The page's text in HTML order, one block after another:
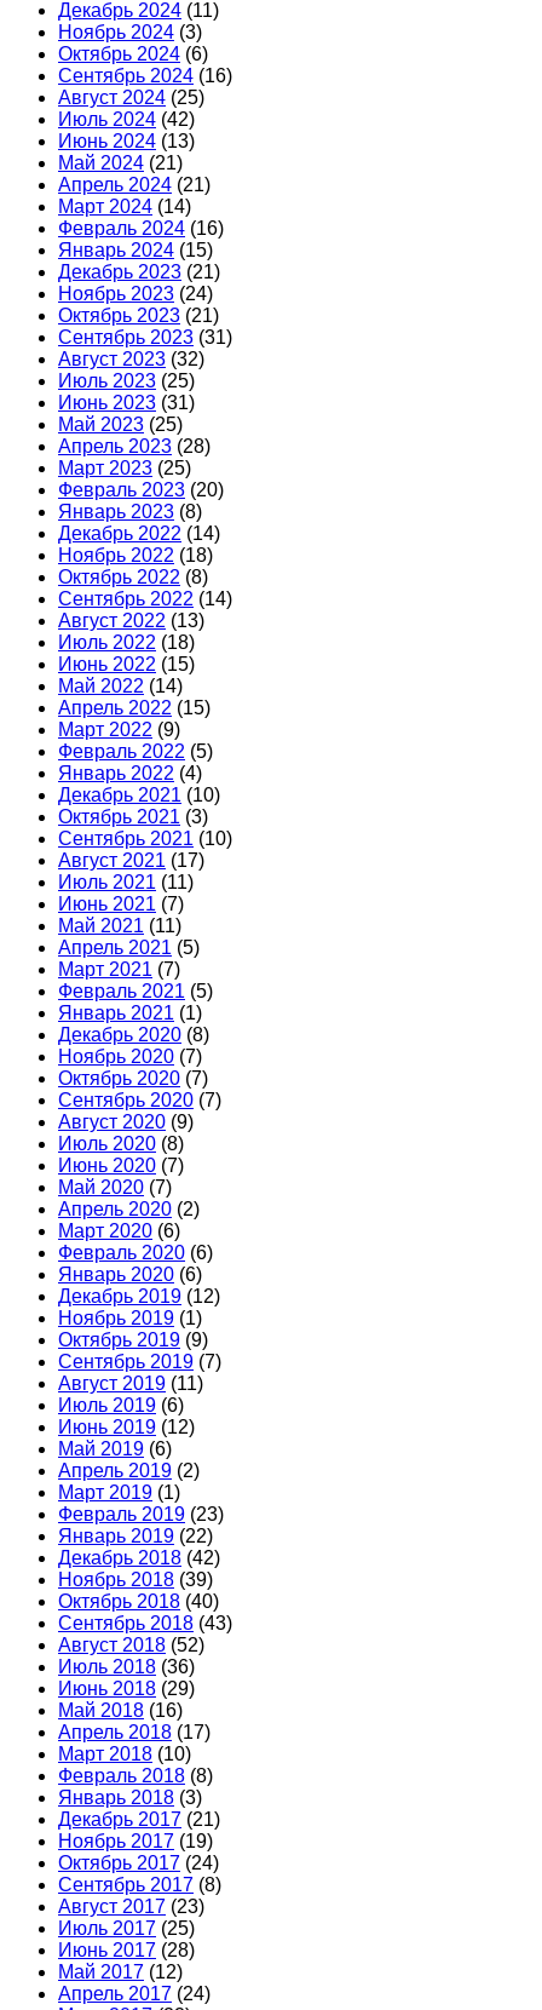
Декабрь 2024 (11)
Ноябрь 2024 (3)
Октябрь 2024 (6)
Сентябрь 2024 (16)
Август 2024 (25)
Июль 2024 (42)
Июнь 2024 (13)
Май 2024 (21)
Апрель 2024 (21)
Март 2024 (14)
Февраль 2024 (16)
Январь 2024 (15)
Декабрь 2023 (21)
Ноябрь 2023 (24)
Октябрь 2023 (21)
Сентябрь 2023 (31)
Август 2023 (32)
Июль 2023 (25)
Июнь 2023 (31)
Май 2023 (25)
Апрель 2023 (28)
Март 2023 (25)
Февраль 2023 (20)
Январь 2023 (8)
Декабрь 2022 (14)
Ноябрь 2022 (18)
Октябрь 2022 (8)
Сентябрь 2022 (14)
Август 2022 (13)
Июль 2022 (18)
Июнь 2022 (15)
Май 2022 (14)
Апрель 2022 (15)
Март 2022 (9)
Февраль 2022 (5)
Январь 2022 (4)
Декабрь 2021 (10)
Октябрь 2021 (3)
Сентябрь 2021 (10)
Август 2021 (17)
Июль 2021 (11)
Июнь 2021 (7)
Май 2021 (11)
Апрель 2021 (5)
Март 2021 (7)
Февраль 2021 (5)
Январь 2021 (1)
Декабрь 2020 (8)
Ноябрь 2020 (7)
Октябрь 2020 (7)
Сентябрь 2020 (7)
Август 2020 (9)
Июль 2020 (8)
Июнь 2020 (7)
Май 2020 (7)
Апрель 2020 (2)
Март 2020 (6)
Февраль 2020 (6)
Январь 2020 (6)
Декабрь 2019 (12)
Ноябрь 2019 (1)
Октябрь 2019 (9)
Сентябрь 2019 (7)
Август 2019 (11)
Июль 2019 (6)
Июнь 2019 (12)
Май 2019 (6)
Апрель 2019 (2)
Март 2019 (1)
Февраль 2019 (23)
Январь 2019 (22)
Декабрь 2018 (42)
Ноябрь 2018 (39)
Октябрь 2018 (40)
Сентябрь 2018 (43)
Август 2018 (52)
Июль 2018 (36)
Июнь 2018 (29)
Май 2018 (16)
Апрель 2018 (17)
Март 2018 (10)
Февраль 2018 (8)
Январь 2018 (3)
Декабрь 2017 (21)
Ноябрь 2017 (19)
Октябрь 2017 (24)
Сентябрь 2017 (8)
Август 2017 (23)
Июль 2017 (25)
Июнь 2017 (28)
Май 2017 (12)
Апрель 2017 (24)